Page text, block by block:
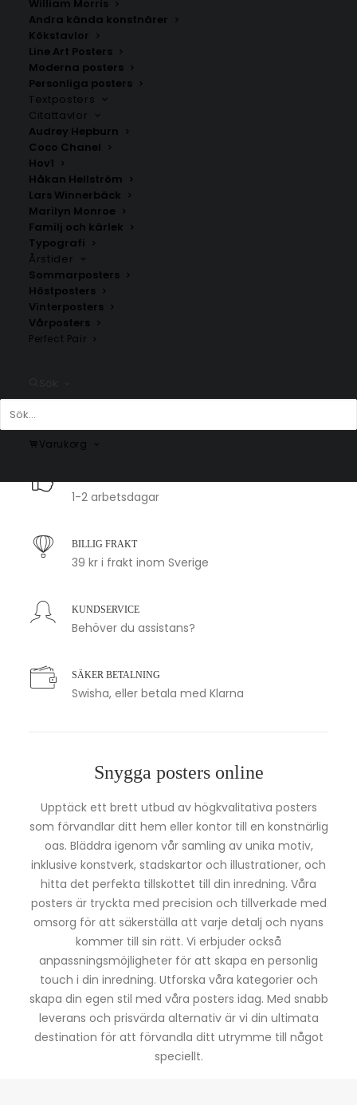
William Morris
Andra kända konstnärer
Kökstavlor
Line Art Posters
Moderna posters
Personliga posters
Textposters
Citattavlor
Audrey Hepburn
Coco Chanel
Hov1
Håkan Hellström
Lars Winnerbäck
Marilyn Monroe
Familj och kärlek
Typografi
Årstider
Sommarposters
Höstposters
Vinterposters
Vårposters
Perfect Pair
Varukorg
Bihać
Fr.200.00kr
1-2 arbetsdagar
BILLIG FRAKT
39 kr i frakt inom Sverige
KUNDSERVICE
Behöver du assistans?
SÄKER BETALNING
Swisha, eller betala med Klarna
Snygga posters online
Upptäck ett brett utbud av högkvalitativa posters
som förvandlar ditt hem eller kontor till en konstnärlig
oas. Bläddra igenom vår samling av unika motiv,
inklusive konstverk, stadskartor och illustrationer, och
hitta det perfekta tillskottet till din inredning. Våra
posters är tryckta med precision och tillverkade med
omsorg för att säkerställa att varje detalj och nyans
kommer till sin rätt. Vi erbjuder också
anpassningsmöjligheter för att skapa en personlig
touch i din inredning. Utforska våra kategorier och
skapa din egen stil med våra posters idag. Med snabb
leverans och prisvärda alternativ är vi din ultimata
destination för att förvandla ditt utrymme till något
speciellt.